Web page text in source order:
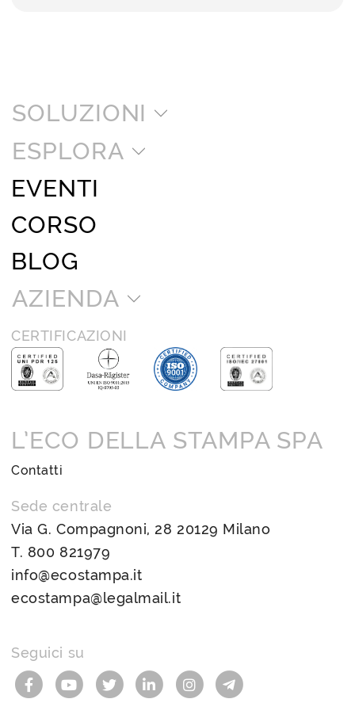
SOLUZIONI
ESPLORA
EVENTI
CORSO
BLOG
AZIENDA
CERTIFICAZIONI
L’ECO DELLA STAMPA SPA
Contatti
Sede centrale
Via G. Compagnoni, 28 20129 Milano
T. 800 821979
info@ecostampa.it
ecostampa@legalmail.it
Seguici su